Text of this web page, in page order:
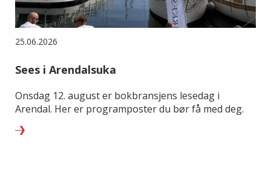
25.06.2026
Sees i Arendalsuka
Onsdag 12. august er bokbransjens lesedag i
Arendal. Her er programposter du bør få med deg.